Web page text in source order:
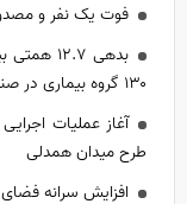
فوت یک نفر و مصدومیت ۱۴ نفر بر اثر حریق
بدهی
۱۳۰ گروه بیماری در صندوق بیماران خاص نشان‌دار شده‌اند
طرح میدان همدلی
افزایش سرانه فضای ورزشی